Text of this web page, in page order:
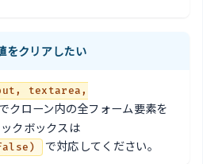
をクリアしたい
textarea,
クローン内の全フォーム要素を
クボックスは
で対応してください。